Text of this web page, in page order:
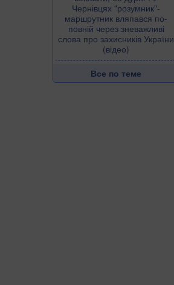
Чернівцях "розумник"-
маршрутник вляпався по-
повній через зневажливі
слова про захисників України
(відео)
Все по теме